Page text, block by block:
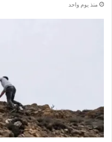
منذ يوم واحد